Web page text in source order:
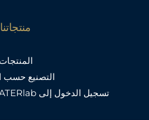
منتجاتنا
المنتجات
التصنيع حسب
تسجيل الدخول إلى WATERlab™ WATERlab™